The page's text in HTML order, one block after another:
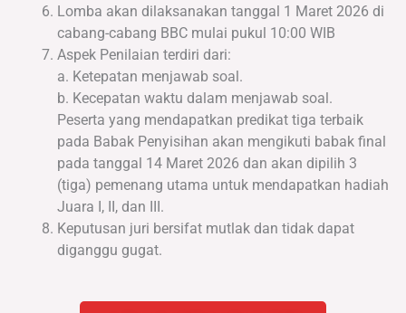
Lomba akan dilaksanakan tanggal 1 Maret 2026 di
cabang-cabang BBC mulai pukul 10:00 WIB
Aspek Penilaian terdiri dari:
a. Ketepatan menjawab soal.
b. Kecepatan waktu dalam menjawab soal.
Peserta yang mendapatkan predikat tiga terbaik
pada Babak Penyisihan akan mengikuti babak final
pada tanggal 14 Maret 2026 dan akan dipilih 3
(tiga) pemenang utama untuk mendapatkan hadiah
Juara I, II, dan III.
Keputusan juri bersifat mutlak dan tidak dapat
diganggu gugat.